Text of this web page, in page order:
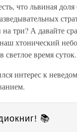
что львиная
три? А давайте
хтонический
светлое время суток.
интерес к
📚